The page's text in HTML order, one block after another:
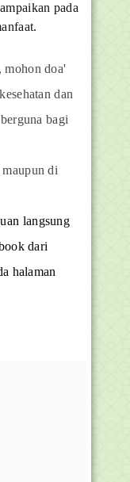
pada
mohon doa'
dan
bagi
di
langsung
dari
halaman